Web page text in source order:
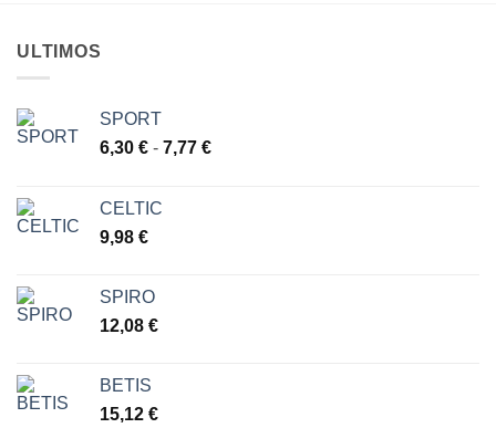
ULTIMOS
SPORT
6,30 € - 7,77 €Rango
CELTIC
9,98 €
SPIRO
12,08 €
BETIS
15,12 €